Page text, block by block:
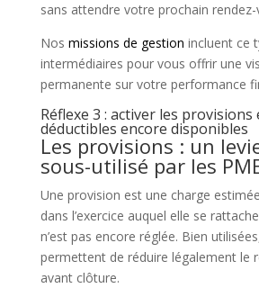
sans attendre votre prochain rendez-
Nos missions de gestion incluent ce
intermédiaires pour vous offrir une
permanente sur votre performance
Réflexe 3 : activer les provisions
déductibles encore disponibles
Les provisions : un
sous-utilisé par les
Une provision est une charge
dans l’exercice auquel elle se
n’est pas encore réglée. Bien
permettent de réduire légalement le
avant clôture.